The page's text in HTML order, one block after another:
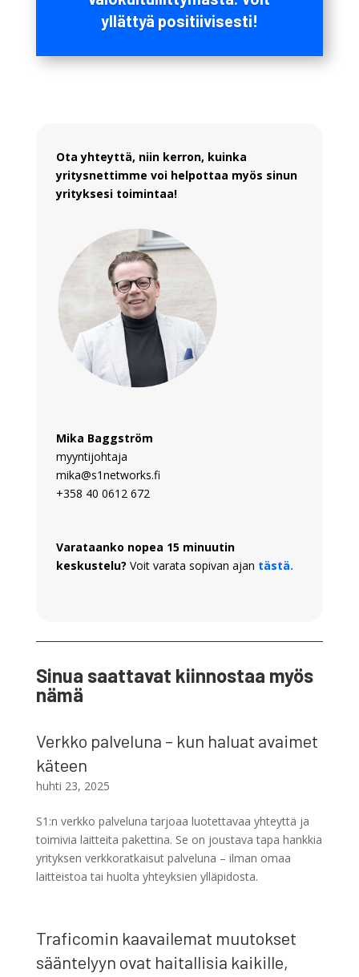
yllättyä positiivisesti!
Ota yhteyttä, niin kerron, kuinka
yritysnettimme voi helpottaa myös sinun
yrityksesi toimintaa!
Mika Baggström
myyntijohtaja
mika@s1networks.fi
+358 40 0612 672
Varataanko nopea 15 minuutin
keskustelu? Voit varata sopivan ajan tästä.
Sinua saattavat kiinnostaa myös
nämä
Verkko palveluna – kun haluat avaimet
käteen
huhti 23, 2025
S1:n verkko palveluna tarjoaa luotettavaa yhteyttä ja
toimivia laitteita pakettina. Se on joustava tapa hankkia
yrityksen verkkoratkaisut palveluna – ilman omaa
laitteistoa tai huolta yhteyksien ylläpidosta.
Traficomin kaavailemat muutokset
sääntelyyn ovat haitallisia kaikille,